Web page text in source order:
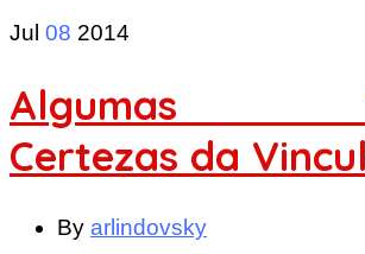
Jul 08 2014
Algumas
Certezas da
By arlindovsky